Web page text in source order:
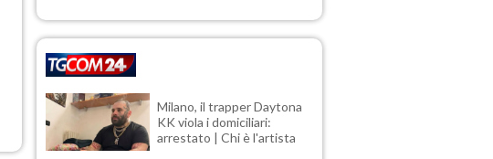
Milano, il trapper Daytona
KK viola i domiciliari:
arrestato | Chi è l'artista